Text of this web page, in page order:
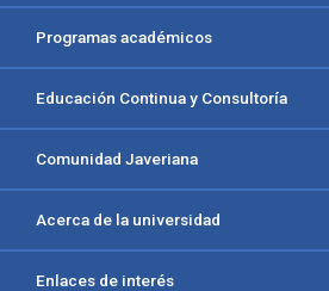
Programas académicos
Educación Continua y Consultoría
Comunidad Javeriana
Acerca de la universidad
Enlaces de interés